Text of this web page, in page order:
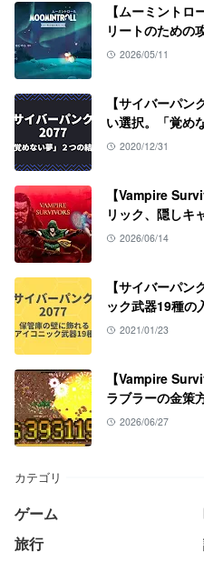
【ムーミント
リートのための
2026/05/11
【サイバーパ
い選択。「覚め
2020/12/31
【Vampire
リック、隠しキ
2026/06/14
【サイバーパ
ック武器19種の
2021/01/23
【Vampire
ラブラーの金策
2026/06/27
カテゴリ
ゲーム
旅行